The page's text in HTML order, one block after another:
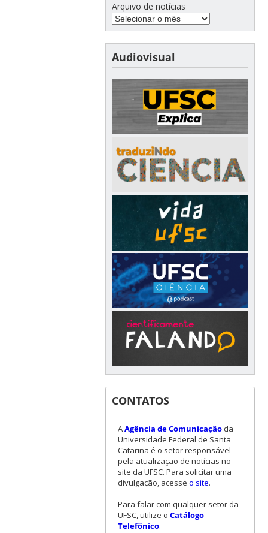
Arquivo de notícias
Audiovisual
CONTATOS
AAgência de Comunicaçãoda
Universidade Federal de Santa
Catarina é o setor responsável
pela atualização de notícias no
site da UFSC. Para solicitar uma
divulgação, acesse o site.
Para falar com qualquer setor da
UFSC, utilize o Catálogo
Telefônico.